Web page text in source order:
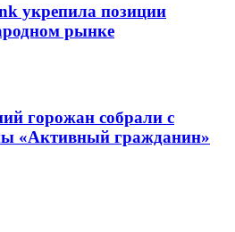
укрепила позиции
рынке
горожан собрали с
«Активный гражданин»